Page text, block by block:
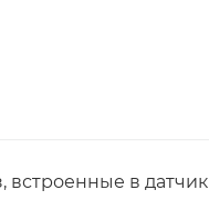
встроенные в датчик